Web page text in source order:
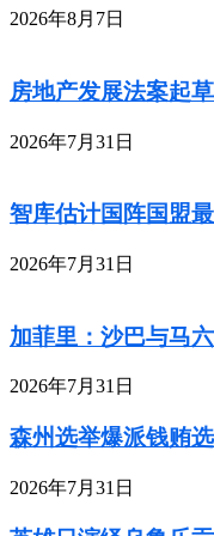
2026年8月7日
房地产发展法案起
2026年7月31日
智库估计国阵国盟
2026年7月31日
加菲里：沙巴与马
2026年7月31日
森州选举爆派钱贿
2026年7月31日